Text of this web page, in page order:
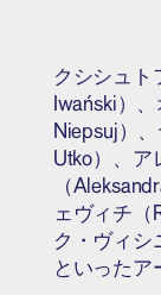
クシシュト
Iwański）
Niepsuj）
Utko）、ア
（
ェヴィチ（
ク・ヴィシ
といったア